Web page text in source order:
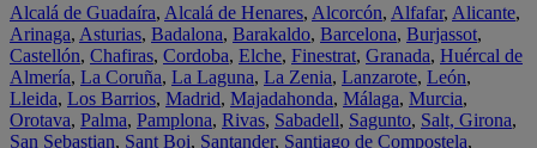
Alcalá de Guadaíra, Alcalá de Henares, Alcorcón, Alfafar, Alicante,
Arinaga, Asturias, Badalona, Barakaldo, Barcelona, Burjassot,
Castellón, Chafiras, Cordoba, Elche, Finestrat, Granada, Huércal de
Almería, La Coruña, La Laguna, La Zenia, Lanzarote, León,
Lleida, Los Barrios, Madrid, Majadahonda, Málaga, Murcia,
Orotava, Palma, Pamplona, Rivas, Sabadell, Sagunto, Salt, Girona,
San Sebastian, Sant Boi, Santander, Santiago de Compostela,